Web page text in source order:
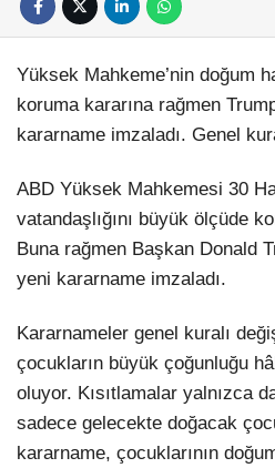
Yüksek Mahkeme’nin doğum
koruma kararına rağmen
kararname imzaladı. Genel
ABD Yüksek Mahkemesi 30
vatandaşlığını büyük ölçüde
Buna rağmen Başkan Donald
yeni kararname imzaladı.
Kararnameler genel kuralı
çocukların büyük çoğunluğu
oluyor. Kısıtlamalar yalnızca
sadece gelecekte doğacak
kararname, çocuklarının